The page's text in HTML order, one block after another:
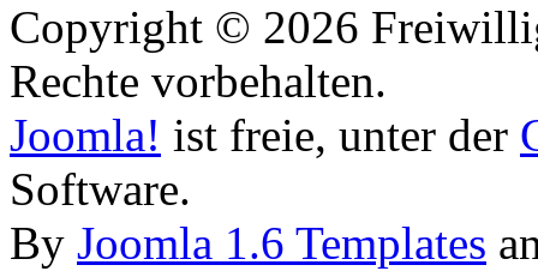
Copyright © 2026
Rechte vorbehalten.
Joomla! ist freie, unter der
Software.
By Joomla 1.6 Templates